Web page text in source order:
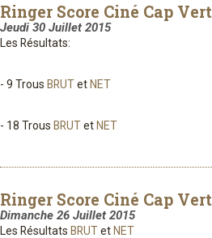
Ringer Score Ciné Cap Vert
Jeudi 30 Juillet 2015
Les Résultats:
- 9 Trous BRUTetNET
- 18 Trous BRUTetNET
Ringer Score Ciné Cap Vert
Dimanche 26 Juillet 2015
Les Résultats BRUTetNET